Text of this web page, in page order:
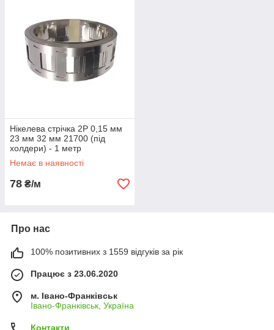
Нікелева стрічка 2P 0,15 мм
23 мм 32 мм 21700 (під
холдери) - 1 метр
Немає в наявності
78 ₴/м
Про нас
100% позитивних з 1559 відгуків за рік
Працює з 23.06.2020
м. Івано-Франківськ
Івано-Франківськ, Україна
Контакти